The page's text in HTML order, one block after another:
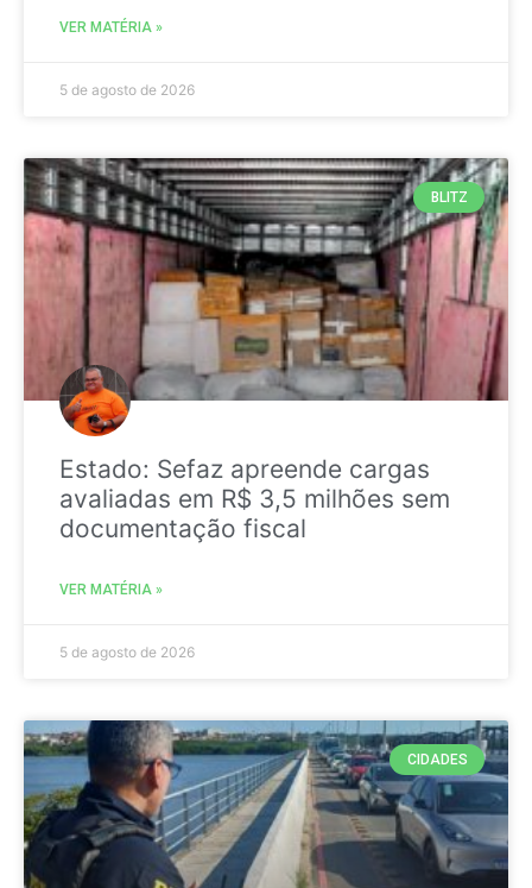
VER MATÉRIA »
5 de agosto de 2026
BLITZ
Estado: Sefaz apreende cargas
avaliadas em R$ 3,5 milhões sem
documentação fiscal
VER MATÉRIA »
5 de agosto de 2026
CIDADES